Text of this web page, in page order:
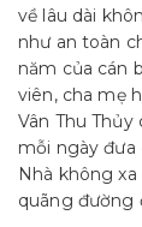
về lâu dài
như an toàn
năm của cán
viên, cha mẹ
Vân Thu
mỗi ngày đưa
Nhà không
quãng đường